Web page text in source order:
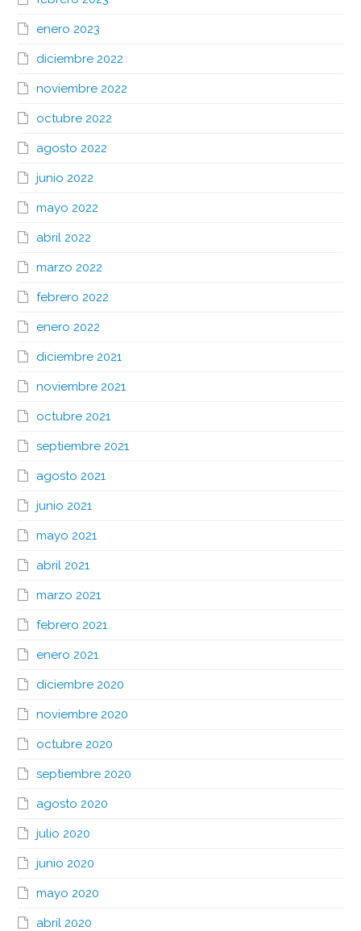
enero 2023
diciembre 2022
noviembre 2022
octubre 2022
agosto 2022
junio 2022
mayo 2022
abril 2022
marzo 2022
febrero 2022
enero 2022
diciembre 2021
noviembre 2021
octubre 2021
septiembre 2021
agosto 2021
junio 2021
mayo 2021
abril 2021
marzo 2021
febrero 2021
enero 2021
diciembre 2020
noviembre 2020
octubre 2020
septiembre 2020
agosto 2020
julio 2020
junio 2020
mayo 2020
abril 2020